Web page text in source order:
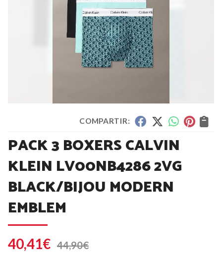
COMPARTIR:
PACK 3 BOXERS CALVIN
KLEIN LV00NB4286 2VG
BLACK/BIJOU MODERN
EMBLEM
40,41€ 44,90€